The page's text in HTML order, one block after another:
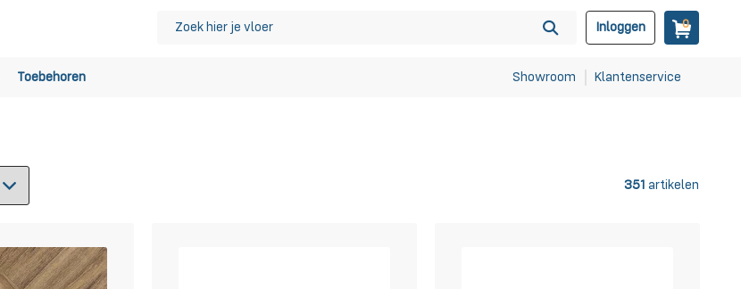
Inloggen 0
Toebehoren Showroom Klantenservice
351 artikelen